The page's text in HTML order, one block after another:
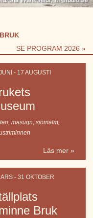
SE PROGRAM 2026 »
- 17 AUGUSTI
masugn, sjömalm,
Läs mer »
- 31 OKTOBER
Bruk